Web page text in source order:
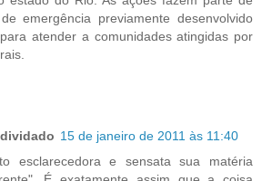
emergência previamente desenvolvido
atender a comunidades atingidas por
15 de janeiro de 2011 às 11:40
esclarecedora e sensata sua matéria